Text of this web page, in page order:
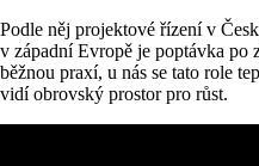
Podle něj projektové řízení v
v západní Evropě je poptávka po
běžnou praxí, u nás se tato role
vidí obrovský prostor pro růst.